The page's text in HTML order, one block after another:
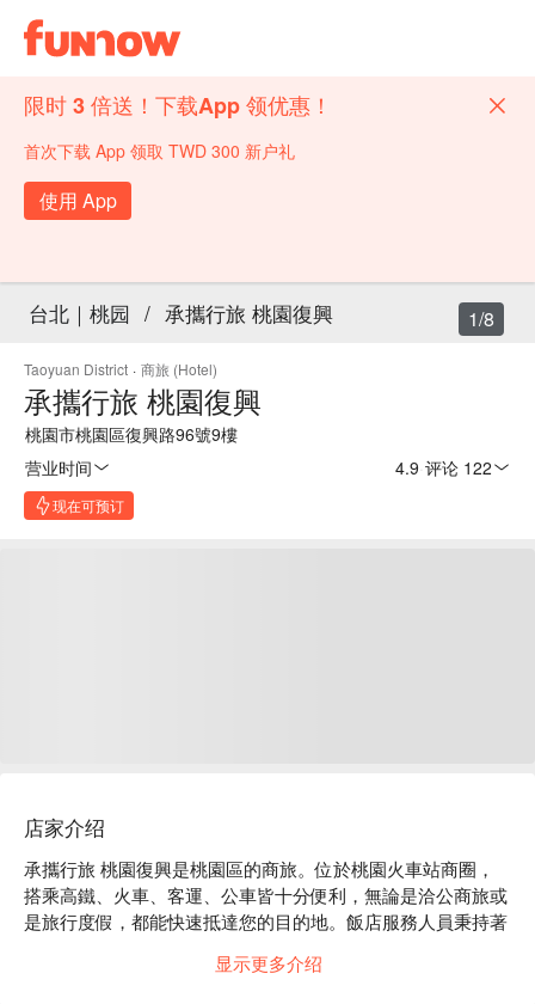
限时 3 倍送！下载App 领优惠！
首次下载 App 领取 TWD 300 新户礼
使用 App
台北｜桃园 / 承攜行旅 桃園復興
Taoyuan District · 商旅 (Hotel)
承攜行旅 桃園復興
桃園市桃園區復興路96號9樓
营业时间
4.9 评论 122
现在可预订
1/8
店家介绍
承攜行旅 桃園復興是桃園區的商旅。位於桃園火車站商圈，
搭乘高鐵、火車、客運、公車皆十分便利，無論是洽公商旅或
是旅行度假，都能快速抵達您的目的地。飯店服務人員秉持著
承攜行旅 桃園復興評價：網友好評推薦
显示更多介绍